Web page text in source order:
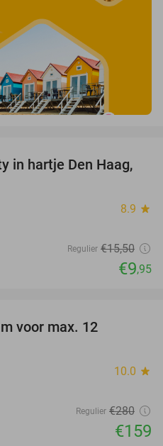
36%
in hartje Den Haag,
8.9 star
Regulier €15,50
€9,95
voor max. 12
10.0 star
Regulier €280
€159